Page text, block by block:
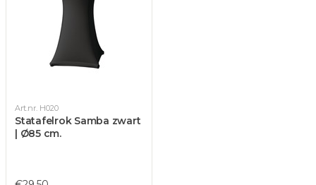
Art.nr. H020
Statafelrok Samba zwart
| Ø85 cm.